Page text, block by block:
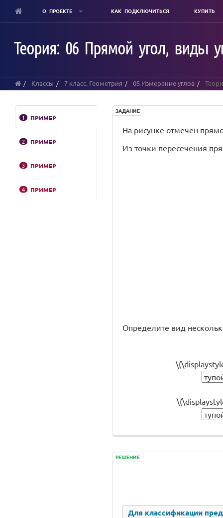
content
О ПРОЕКТЕ КАК ПОДКЛЮЧИТЬСЯ КУПИТЬ
Теория: 06 Прямой угол, виды
Классы 7 класс. Геометрия 05 Измерение углов
1 ПРИМЕР
2 ПРИМЕР
3 ПРИМЕР
4 ПРИМЕР
ЗАДАНИЕ
На рисунке отмечен
Из точки пересечения
Определите вид
РЕШЕНИЕ
Для классификации